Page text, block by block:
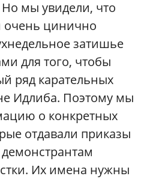
мы увидели, что
очень цинично
затишье
для того, чтобы
ряд карательных
Идлиба. Поэтому мы
о конкретных
отдавали приказы
Их имена нужны